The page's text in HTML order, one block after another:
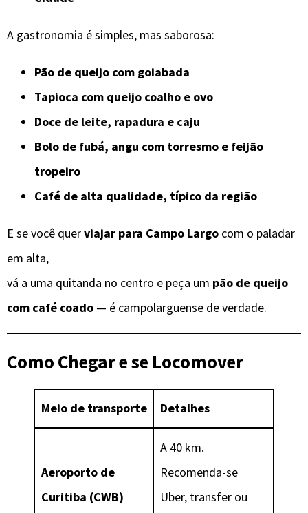
A gastronomia é simples, mas saborosa:
Pão de queijo com goiabada
Tapioca com queijo coalho e ovo
Doce de leite, rapadura e caju
Bolo de fubá, angu com torresmo e feijão
tropeiro
Café de alta qualidade, típico da região
E se você querviajar para Campo Largo com o paladar
em alta,
vá a uma quitanda no centro e peça um pão de queijo
com café coado — é campolarguense de verdade.
Como Chegar e se Locomover
Meio de transporte Detalhes
Aeroporto de
Curitiba (CWB)
A 40 km.
Recomenda-se
Uber, transfer ou